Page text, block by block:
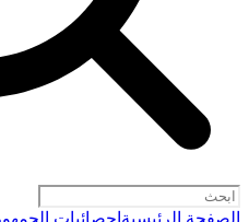
الصفحة الرئيسية إحصائيات الجمهور